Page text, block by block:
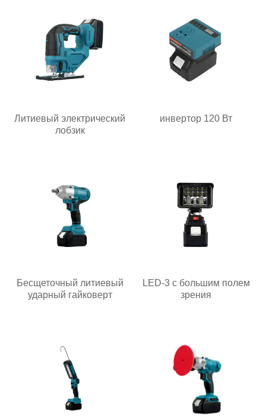
Литиевый электрический
лобзик
инвертор 120 Вт
Бесщеточный литиевый
ударный гайковерт
LED-3 с большим полем
зрения